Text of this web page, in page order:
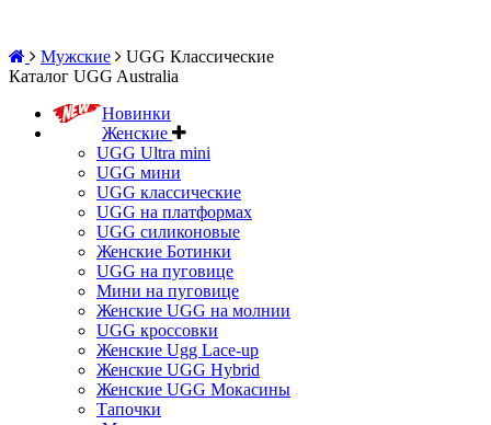
Мужские
UGG Классические
Каталог UGG Australia
Новинки
Женские
UGG Ultra mini
UGG мини
UGG классические
UGG на платформах
UGG силиконовые
Женские Ботинки
UGG на пуговице
Мини на пуговице
Женские UGG на молнии
UGG кроссовки
Женские Ugg Lace-up
Женские UGG Hybrid
Женские UGG Мокасины
Тапочки